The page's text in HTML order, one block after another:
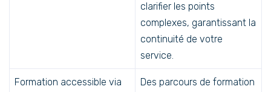
clarifier les points
complexes, garantissant la
continuité de votre
service.
Formation accessible via
Des parcours de formation